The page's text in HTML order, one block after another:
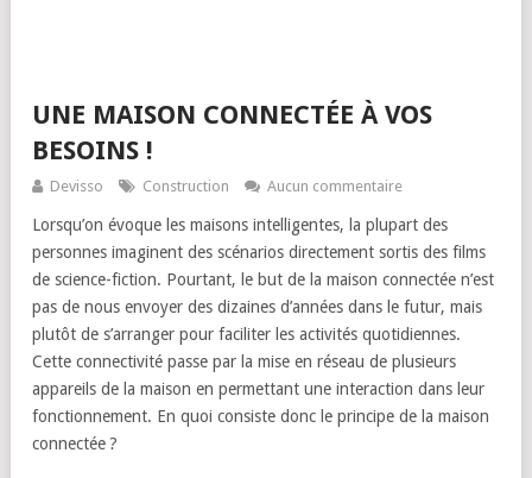
UNE MAISON CONNECTÉE À VOS
BESOINS !
Devisso Construction Aucun commentaire
Lorsqu’on évoque les maisons intelligentes, la plupart des
personnes imaginent des scénarios directement sortis des films
de science-fiction. Pourtant, le but de la maison connectée n’est
pas de nous envoyer des dizaines d’années dans le futur, mais
plutôt de s’arranger pour faciliter les activités quotidiennes.
Cette connectivité passe par la mise en réseau de plusieurs
appareils de la maison en permettant une interaction dans leur
fonctionnement. En quoi consiste donc le principe de la maison
connectée ?